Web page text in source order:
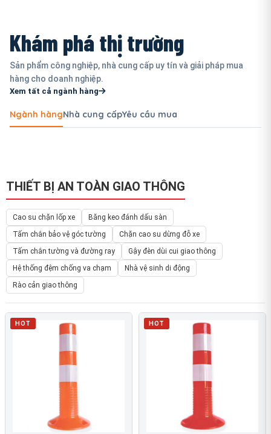
Khám phá thị trường
Sản phẩm công nghiệp, nhà cung cấp uy tín và giải pháp mua
hàng cho doanh nghiệp.
Xem tất cả ngành hàng
Ngành hàngNhà cung cấpYêu cầu mua
THIẾT BỊ AN TOÀN GIAO THÔNG
Cao su chặn lốp xe
Băng keo đánh dấu sàn
Tấm chắn bảo vệ góc tường
Chặn cao su dừng đỗ xe
Tấm chắn tường và đường ray
Gậy đèn dùi cui giao thông
Hệ thống đệm chống va chạm
Nhà vệ sinh di động
Rào cản giao thông
HOT HOT